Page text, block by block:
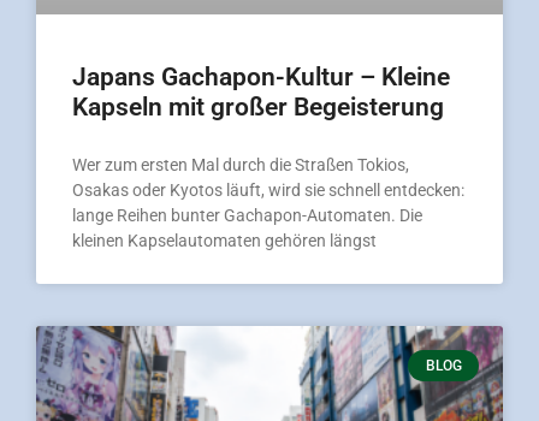
Japans Gachapon-Kultur – Kleine
Kapseln mit großer Begeisterung
Wer zum ersten Mal durch die Straßen Tokios,
Osakas oder Kyotos läuft, wird sie schnell entdecken:
lange Reihen bunter Gachapon-Automaten. Die
kleinen Kapselautomaten gehören längst
BLOG